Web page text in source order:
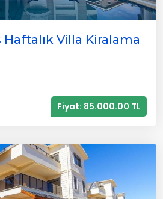
Haftalık Villa Kiralama
Fiyat: 85.000.00 TL